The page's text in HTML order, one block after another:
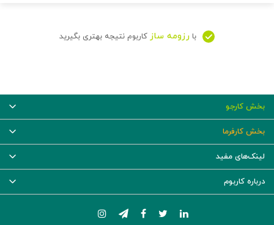
با رزومه ساز کاربوم نتیجه بهتری بگیرید
بخش کارجو
بخش کارفرما
لینک‌های مفید
درباره کاربوم